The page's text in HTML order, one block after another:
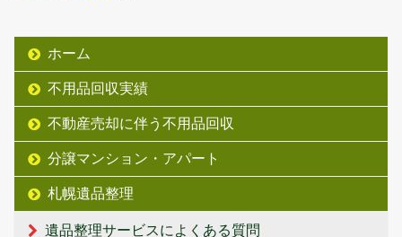
ホーム
不用品回収実績
不動産売却に伴う不用品回収
分譲マンション・アパート
札幌遺品整理
遺品整理サービスによくある質問